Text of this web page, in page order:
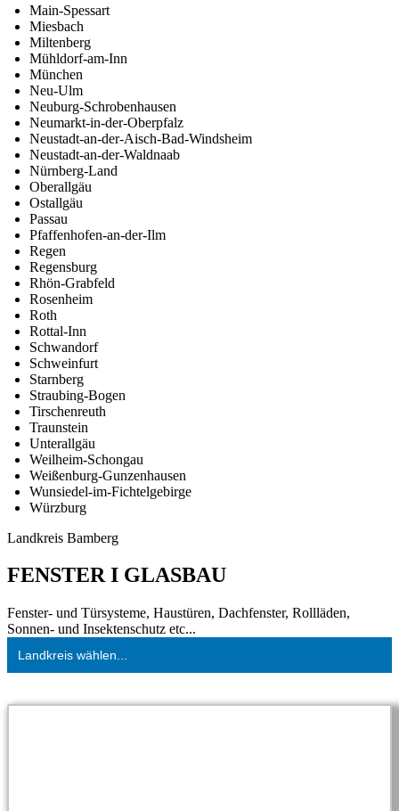
Main-Spessart
Miesbach
Miltenberg
Mühldorf-am-Inn
München
Neu-Ulm
Neuburg-Schrobenhausen
Neumarkt-in-der-Oberpfalz
Neustadt-an-der-Aisch-Bad-Windsheim
Neustadt-an-der-Waldnaab
Nürnberg-Land
Oberallgäu
Ostallgäu
Passau
Pfaffenhofen-an-der-Ilm
Regen
Regensburg
Rhön-Grabfeld
Rosenheim
Roth
Rottal-Inn
Schwandorf
Schweinfurt
Starnberg
Straubing-Bogen
Tirschenreuth
Traunstein
Unterallgäu
Weilheim-Schongau
Weißenburg-Gunzenhausen
Wunsiedel-im-Fichtelgebirge
Würzburg
Landkreis Bamberg
FENSTER I GLASBAU
Fenster- und Türsysteme, Haustüren, Dachfenster, Rollläden,
Sonnen- und Insektenschutz etc...
Landkreis wählen...